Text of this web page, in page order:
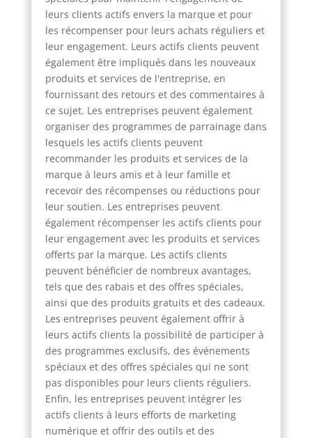
leurs clients actifs envers la marque et pour
les récompenser pour leurs achats réguliers et
leur engagement. Leurs actifs clients peuvent
également être impliqués dans les nouveaux
produits et services de l'entreprise, en
fournissant des retours et des commentaires à
ce sujet. Les entreprises peuvent également
organiser des programmes de parrainage dans
lesquels les actifs clients peuvent
recommander les produits et services de la
marque à leurs amis et à leur famille et
recevoir des récompenses ou réductions pour
leur soutien. Les entreprises peuvent
également récompenser les actifs clients pour
leur engagement avec les produits et services
offerts par la marque. Les actifs clients
peuvent bénéficier de nombreux avantages,
tels que des rabais et des offres spéciales,
ainsi que des produits gratuits et des cadeaux.
Les entreprises peuvent également offrir à
leurs actifs clients la possibilité de participer à
des programmes exclusifs, des événements
spéciaux et des offres spéciales qui ne sont
pas disponibles pour leurs clients réguliers.
Enfin, les entreprises peuvent intégrer les
actifs clients à leurs efforts de marketing
numérique et offrir des outils et des